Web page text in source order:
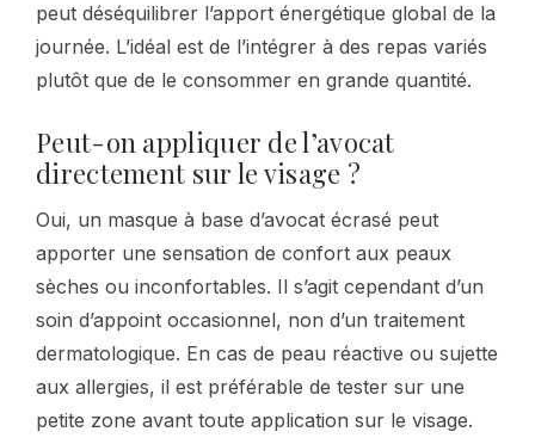
peut déséquilibrer l’apport énergétique global de la
journée. L’idéal est de l’intégrer à des repas variés
plutôt que de le consommer en grande quantité.
Peut-on appliquer de l’avocat
directement sur le visage ?
Oui, un masque à base d’avocat écrasé peut
apporter une sensation de confort aux peaux
sèches ou inconfortables. Il s’agit cependant d’un
soin d’appoint occasionnel, non d’un traitement
dermatologique. En cas de peau réactive ou sujette
aux allergies, il est préférable de tester sur une
petite zone avant toute application sur le visage.